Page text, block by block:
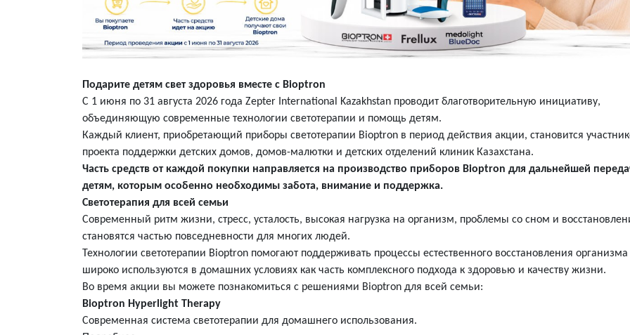
Подарите детям свет здоровья вместе с Bioptron
С 1 июня по 31 августа 2026 года Zepter International Kazakhstan проводит благотворительную инициативу,
объединяющую современные технологии светотерапии и помощь детям.
Каждый клиент, приобретающий приборы светотерапии Bioptron в период действия акции, становится
проекта поддержки детских домов, домов-малютки и детских отделений клиник Казахстана.
Часть средств от каждой покупки направляется на производство приборов Bioptron для дальнейшей
детям, которым особенно необходимы забота, внимание и поддержка.
Светотерапия для всей семьи
Современный ритм жизни, стресс, усталость, высокая нагрузка на организм, проблемы со сном и
становятся частью повседневности для многих людей.
Технологии светотерапии Bioptron помогают поддерживать процессы естественного восстановления организма
широко используются в домашних условиях как часть комплексного подхода к здоровью и качеству жизни.
Во время акции вы можете познакомиться с решениями Bioptron для всей семьи:
Bioptron Hyperlight Therapy
Современная система светотерапии для домашнего использования.